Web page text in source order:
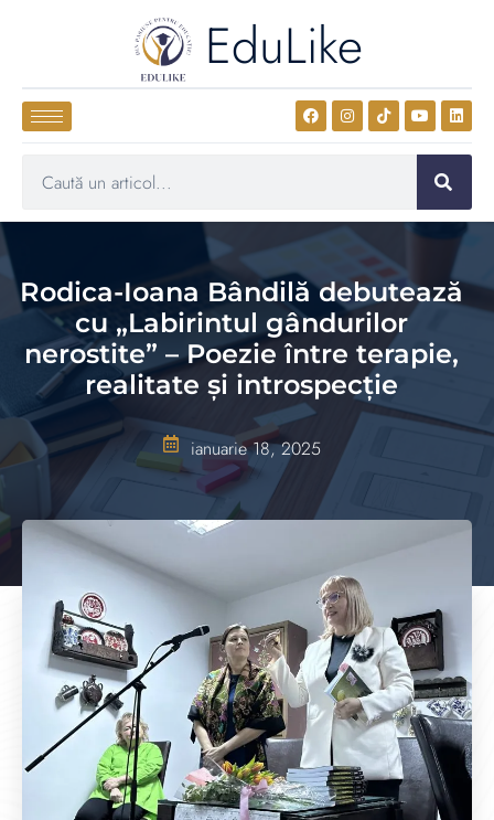
EduLike
Rodica-Ioana Bândilă debutează
cu „Labirintul gândurilor
nerostite” – Poezie între terapie,
realitate și introspecție
ianuarie 18, 2025